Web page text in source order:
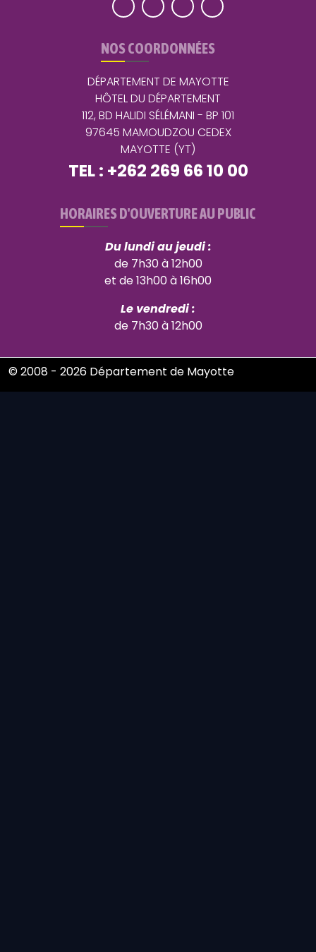
NOS COORDONNÉES
DÉPARTEMENT DE MAYOTTE
HÔTEL DU DÉPARTEMENT
112, BD HALIDI SÉLÉMANI - BP 101
97645 MAMOUDZOU CEDEX
MAYOTTE (YT)
TEL : +262 269 66 10 00
HORAIRES D'OUVERTURE AU PUBLIC
Du lundi au jeudi :
de 7h30 à 12h00
et de 13h00 à 16h00
Le vendredi :
de 7h30 à 12h00
© 2008 - 2026 Département de Mayotte